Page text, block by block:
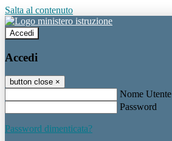
Salta al contenuto
Accedi
Accedi
button close ×
Nome Utente
Password
Password dimenticata?